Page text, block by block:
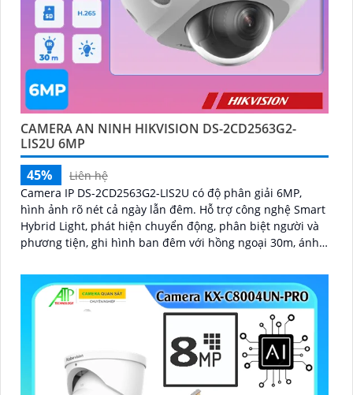
CAMERA AN NINH HIKVISION DS-2CD2563G2-
LIS2U 6MP
45%
Liên hệ
Camera IP DS-2CD2563G2-LIS2U có độ phân giải 6MP,
hình ảnh rõ nét cả ngày lẫn đêm. Hỗ trợ công nghệ Smart
Hybrid Light, phát hiện chuyển động, phân biệt người và
phương tiện, ghi hình ban đêm với hồng ngoại 30m, ánh